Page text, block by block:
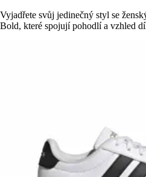
Vyjadřete svůj jedinečný styl se
Bold, které spojují pohodlí a vzhled